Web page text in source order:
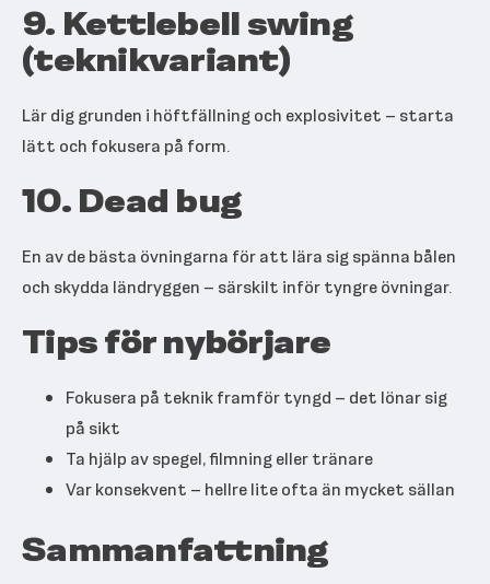
9. Kettlebell swing
(teknikvariant)
Lär dig grunden i höftfällning och explosivitet – starta
lätt och fokusera på form.
10. Dead bug
En av de bästa övningarna för att lära sig spänna bålen
och skydda ländryggen – särskilt inför tyngre övningar.
Tips för nybörjare
Fokusera på teknik framför tyngd – det lönar sig
på sikt
Ta hjälp av spegel, filmning eller tränare
Var konsekvent – hellre lite ofta än mycket sällan
Sammanfattning